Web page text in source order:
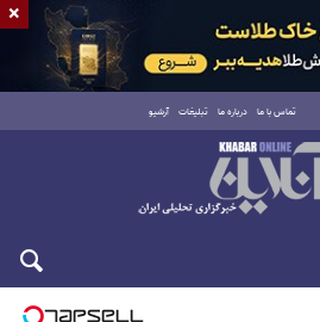
تماس با ما درباره ما تبلیغات آرشیو
×